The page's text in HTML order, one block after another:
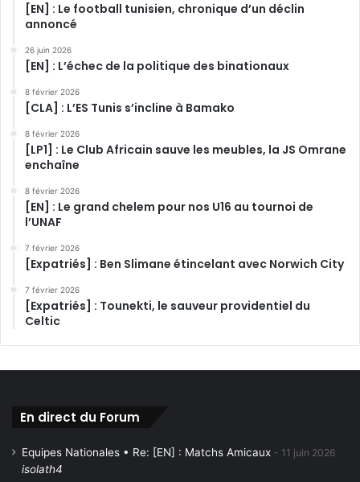
[EN] : Le football tunisien, chronique d’un déclin
annoncé
26 juin 2026
[EN] : L’échec de la politique des binationaux
8 février 2026
[CLA] : L’ES Tunis s’incline à Bamako
8 février 2026
[LP1] : Le Club Africain sauve les meubles, la JS Omrane
enchaîne
8 février 2026
[EN] : Le grand chelem pour nos U16 au tournoi de
l’UNAF
7 février 2026
[Expatriés] : Ben Slimane étincelant avec Norwich City
7 février 2026
[Expatriés] : Tounekti, le sauveur providentiel du
Celtic
En direct du Forum
Equipes Nationales • Re: [EN] : Matchs Amicaux 11 juin 2026
isolath4